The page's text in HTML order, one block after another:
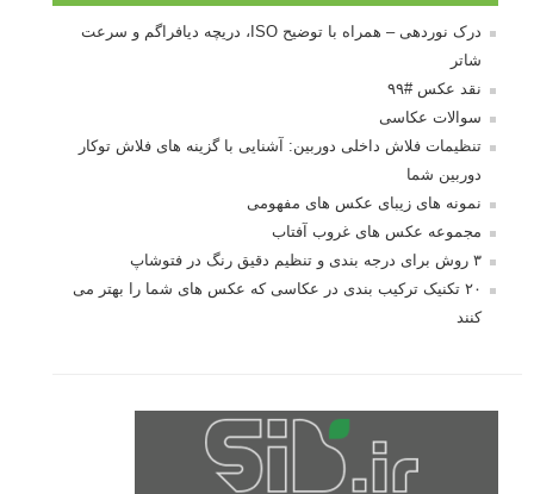
درک نوردهی – همراه با توضیح ISO، دریچه دیافراگم و سرعت
شاتر
نقد عکس #۹۹
سوالات عکاسی
تنظیمات فلاش داخلی دوربین: آشنایی با گزینه های فلاش توکار
دوربین شما
نمونه های زیبای عکس های مفهومی
مجموعه عکس های غروب آفتاب
۳ روش برای درجه بندی و تنظیم دقیق رنگ در فتوشاپ
۲۰ تکنیک ترکیب بندی در عکاسی که عکس های شما را بهتر می
کنند